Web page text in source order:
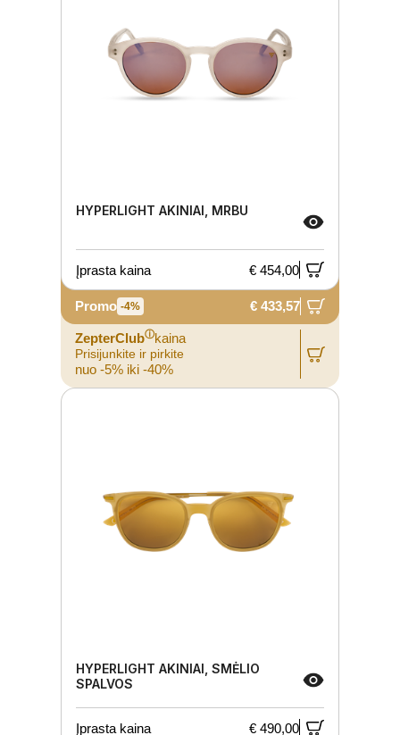
HYPERLIGHT AKINIAI, MRBU
Įprasta kaina € 454,00
Promo -4% € 433,57
ZepterClubⓘkaina
Prisijunkite ir pirkite
nuo -5% iki -40%
HYPERLIGHT AKINIAI, SMĖLIO
SPALVOS
Įprasta kaina € 490,00